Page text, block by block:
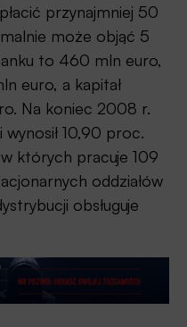
przynajmniej 50
może objąć 5
to 460 mln euro,
euro, a kapitał
Na koniec 2008 r.
wynosił 10,90 proc.
których pracuje 109
oddziałów
obsługuje